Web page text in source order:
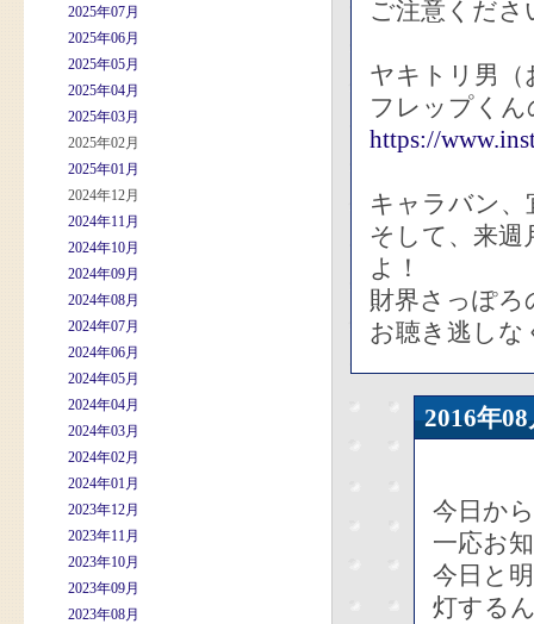
2025年07月
2025年06月
2025年05月
2025年04月
2025年03月
2025年02月
2025年01月
2024年12月
2024年11月
2024年10月
2024年09月
2024年08月
2024年07月
2024年06月
2024年05月
2024年04月
2024年03月
2024年02月
2024年01月
2023年12月
2023年11月
2023年10月
2023年09月
2023年08月
ご注意くださ
ヤキトリ男（
フレップく
https://
キャラバン
そして、来
よ！
財界さっぽろ
お聴き逃しな
2016年
今日か
一応お
今日と
灯する